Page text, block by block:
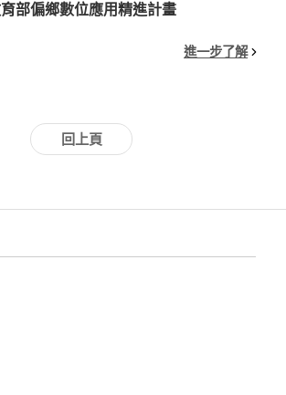
部偏鄉數位應用精進計畫
進一步了解
回上頁